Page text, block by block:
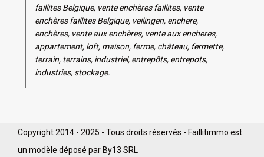
faillites Belgique, vente enchères faillites, vente
enchères faillites Belgique, veilingen, enchere,
enchères, vente aux enchères, vente aux encheres,
appartement, loft, maison, ferme, château, fermette,
terrain, terrains, industriel, entrepôts, entrepots,
industries, stockage.
Copyright 2014 - 2025 - Tous droits réservés - Faillitimmo est
un modèle déposé par By13 SRL